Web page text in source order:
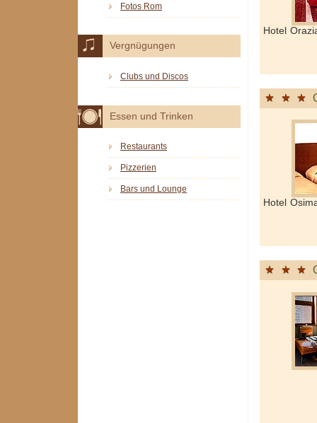
Hotel
Hotel
Fotos Rom
Vergnügungen
Clubs und Discos
Essen und Trinken
Restaurants
Pizzerien
Bars und Lounge